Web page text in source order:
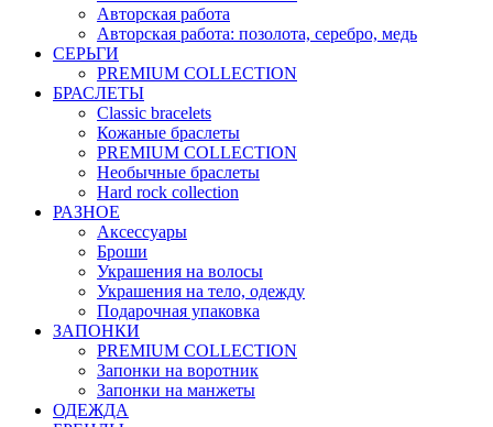
Авторская работа
Авторская работа: позолота, серебро, медь
СЕРЬГИ
PREMIUM COLLECTION
БРАСЛЕТЫ
Classic bracelets
Кожаные браслеты
PREMIUM COLLECTION
Необычные браслеты
Hard rock collection
РАЗНОЕ
Аксессуары
Броши
Украшения на волосы
Украшения на тело, одежду
Подарочная упаковка
ЗАПОНКИ
PREMIUM COLLECTION
Запонки на воротник
Запонки на манжеты
ОДЕЖДА